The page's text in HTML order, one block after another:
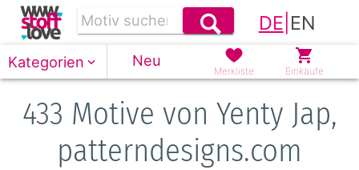
DE EN
Kategorien Neu
Merkliste Einkäufe
433 Motive von Yenty Jap,
patterndesigns.com